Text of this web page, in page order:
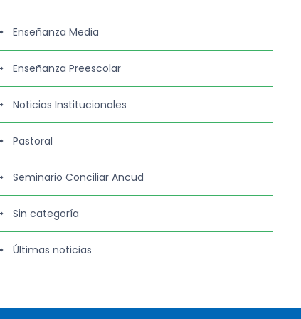
Enseñanza Media
Enseñanza Preescolar
Noticias Institucionales
Pastoral
Seminario Conciliar Ancud
Sin categoría
Últimas noticias